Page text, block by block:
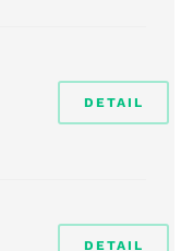
DETAIL
DETAIL